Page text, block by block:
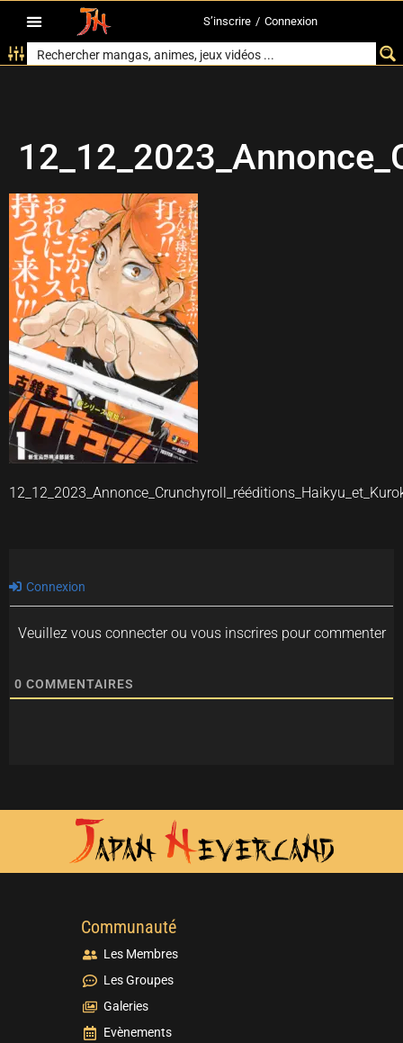
S’inscrire / Connexion
Connexion
Veuillez vous connecter ou vous inscrires pour commenter
0 COMMENTAIRES
Communauté
Les Membres
Les Groupes
Galeries
Evènements